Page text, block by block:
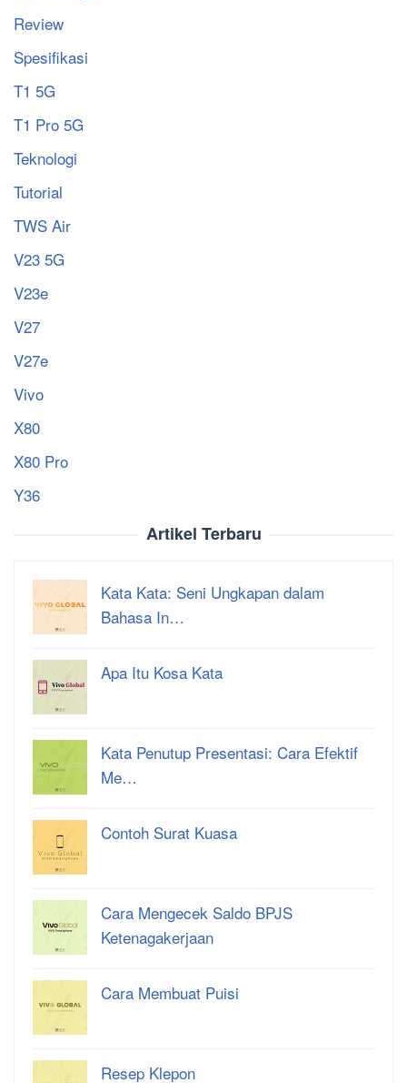
Review
Spesifikasi
T1 5G
T1 Pro 5G
Teknologi
Tutorial
TWS Air
V23 5G
V23e
V27
V27e
Vivo
X80
X80 Pro
Y36
Artikel Terbaru
Kata Kata: Seni Ungkapan dalam
Bahasa In…
Apa Itu Kosa Kata
Kata Penutup Presentasi: Cara Efektif
Me…
Contoh Surat Kuasa
Cara Mengecek Saldo BPJS
Ketenagakerjaan
Cara Membuat Puisi
Resep Klepon